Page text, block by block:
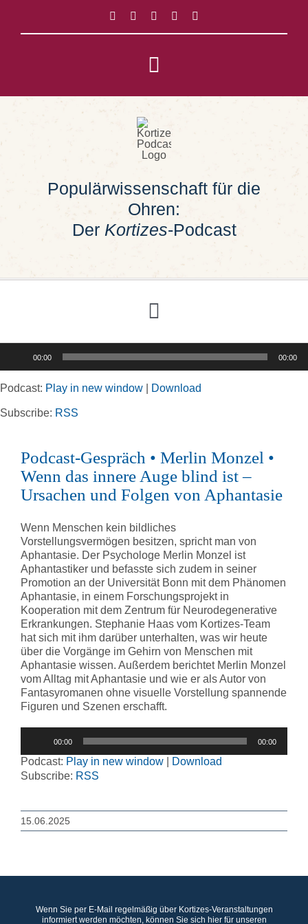
springen
Toggle
Navigation
Impressum
Datenschutz
Populärwissenschaft für die
Ohren:
Der Kortizes-Podcast
Toggle
Navigation
Rubriken
Kortizes Website
00:00 00:00
Podcast: Play in new window Download
Subscribe: RSS
Podcast-Gespräch • Merlin Monzel •
Wenn das innere Auge blind ist –
Ursachen und Folgen von Aphantasie
Wenn Menschen kein bildliches
Vorstellungsvermögen besitzen, spricht man von
Aphantasie. Der Psychologe Merlin Monzel ist
Aphantastiker und befasste sich zudem in seiner
Promotion an der Universität Bonn mit dem Phänomen
Aphantasie, in einem Forschungsprojekt in
Kooperation mit dem Zentrum für Neurodegenerative
Erkrankungen. Stephanie Haas vom Kortizes-Team
hat sich mit ihm darüber unterhalten, was wir heute
über die Vorgänge im Gehirn von Menschen mit
Aphantasie wissen. Außerdem berichtet Merlin Monzel
vom Alltag mit Aphantasie und wie er als Autor von
Fantasyromanen ohne visuelle Vorstellung spannende
Figuren und Szenen erschafft.
00:00 00:00
Podcast: Play in new window
Download
Subscribe: RSS
15.06.2025
Wenn Sie per E-Mail regelmäßig über Kortizes-Veranstaltungen
informiert werden möchten, können Sie sich hier für unseren